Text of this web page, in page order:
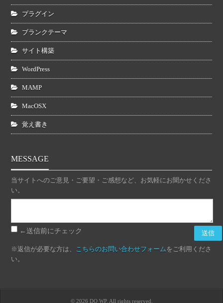
プラグイン
ブランクテーマ
サイト構築
WordPress
MAMP
MacOSX
覚え書き
MESSAGE
当サイトへのご意見・ご要望・ご感想など、お気軽にお聞かせくださ
い。
←送信前にチェック
※返信が必要な方は、 こちらのお問い合わせフォームをご利用くださ
い。
© 2026 DO WP. All rights reserved.